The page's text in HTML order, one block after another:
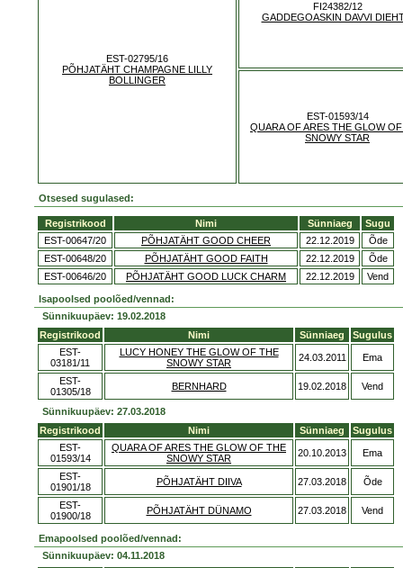
EST-02795/16
PÕHJATÄHT CHAMPAGNE LILLY
BOLLINGER
FI24382/12
GADDEGOASKIN DAVVI
EST-01593/14
QUARA OF ARES THE GLOW
SNOWY STAR
Otsesed sugulased:
Registrikood Nimi Sünniaeg
Sugu
EST-00647/20
PÕHJATÄHT GOOD CHEER 22.12.2019
Õde
EST-00648/20
PÕHJATÄHT GOOD FAITH 22.12.2019
Õde
EST-00646/20
PÕHJATÄHT GOOD LUCK CHARM 22.12.2019 Vend
Isapoolsed poolõed/vennad:
Sünnikuupäev: 19.02.2018
Registrikood
Nimi Sünniaeg
Sugulus
EST-
03181/11
LUCY HONEY THE GLOW OF THE
SNOWY STAR
24.03.2011 Ema
EST-
01305/18
BERNHARD 19.02.2018 Vend
Sünnikuupäev: 27.03.2018
Registrikood
Nimi Sünniaeg
Sugulus
EST-
01593/14
QUARA OF ARES THE GLOW OF THE
SNOWY STAR
20.10.2013 Ema
EST-
01901/18
PÕHJATÄHT DIIVA 27.03.2018 Õde
EST-
01900/18
PÕHJATÄHT DÜNAMO 27.03.2018 Vend
Emapoolsed poolõed/vennad:
Sünnikuupäev: 04.11.2018